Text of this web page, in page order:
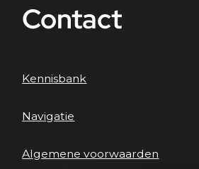
Contact
Kennisbank
Navigatie
Algemene voorwaarden